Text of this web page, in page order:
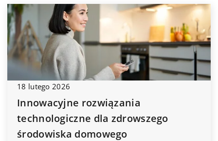
18 lutego 2026
Innowacyjne rozwiązania
technologiczne dla zdrowszego
środowiska domowego